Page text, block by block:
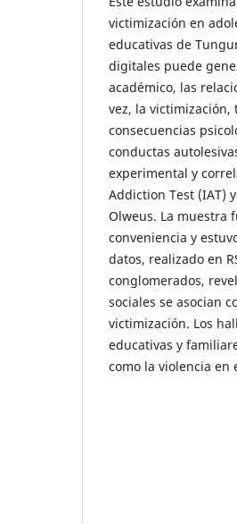
victimización en
educativas de
digitales puede
académico, las
vez, la
consecuencias
conductas
experimental y
Addiction Test (IAT)
Olweus. La muestra
conveniencia y
datos, realizado en
conglomerados,
sociales se asocian
victimización. Los
educativas y
como la violencia en